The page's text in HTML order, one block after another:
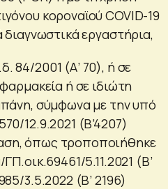
κοροναϊού COVID-19
εργαστήρια,
84/2001 (Α’ 70), ή σε
φαρμακεία ή σε ιδιώτη
σύμφωνα με την υπό
12.9.2021 (Β’4207)
όπως τροποποιήθηκε
5.11.2021 (Β’
3.5.2022 (Β’ 2196)